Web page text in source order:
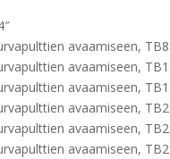
avaamiseen, TB8
avaamiseen,
avaamiseen,
avaamiseen,
avaamiseen,
avaamiseen,